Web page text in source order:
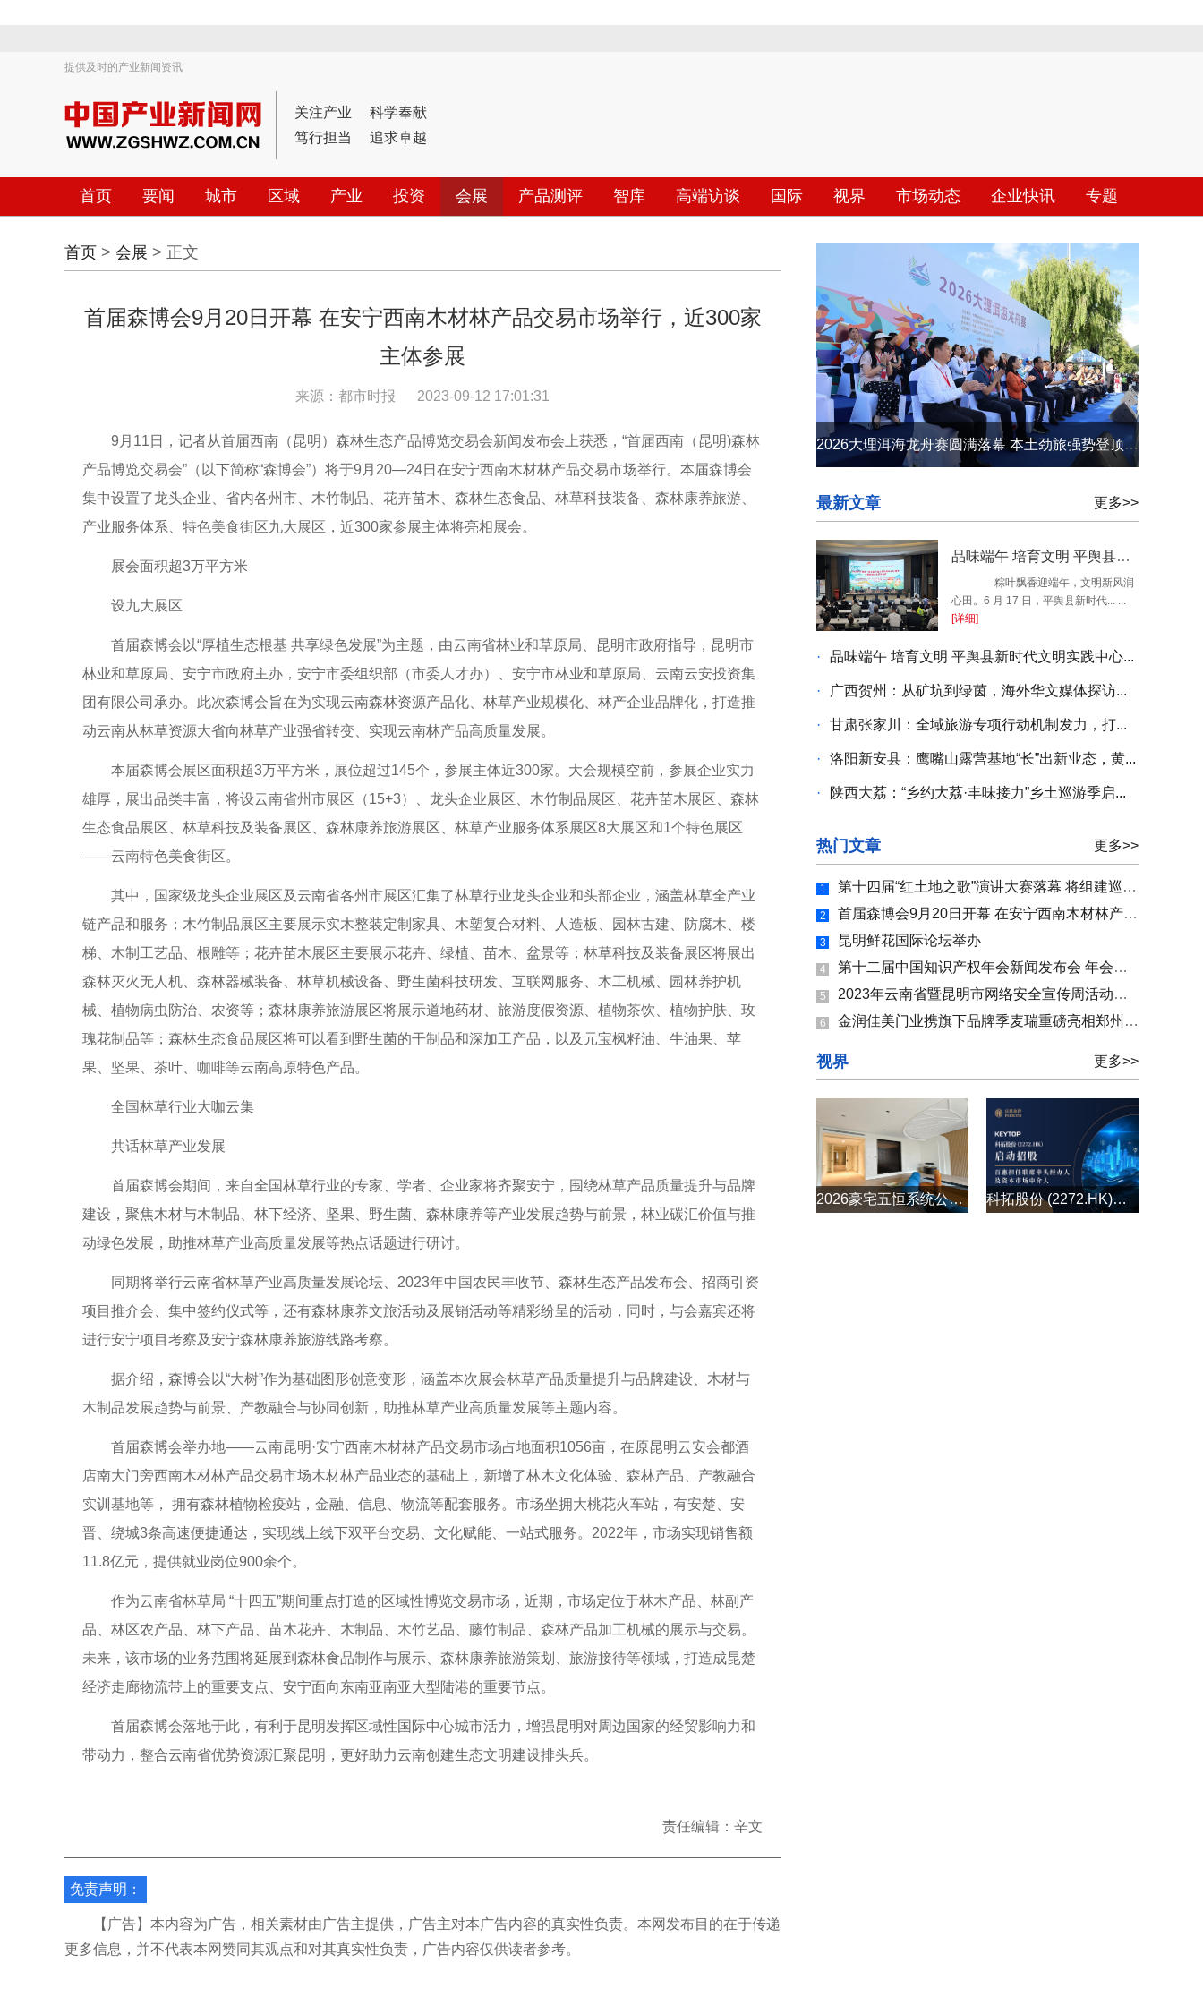
提供及时的产业新闻资讯
关注产业
科学奉献
笃行担当
追求卓越
首页 要闻 城市 区域 产业 投资 会展 产品测评 智库 高端访谈 国际 视界 市场动态 企业快讯 专题
首页 > 会展 > 正文
首届森博会9月20日开幕 在安宁西南木材林产品交易市场举行，近300家
主体参展
来源：都市时报 2023-09-12 17:01:31
9月11日，记者从首届西南（昆明）森林生态产品博览交易会新闻发布会上获悉，“首届西南（昆明)森林
产品博览交易会”（以下简称“森博会”）将于9月20—24日在安宁西南木材林产品交易市场举行。本届森博会
集中设置了龙头企业、省内各州市、木竹制品、花卉苗木、森林生态食品、林草科技装备、森林康养旅游、
产业服务体系、特色美食街区九大展区，近300家参展主体将亮相展会。
展会面积超3万平方米
设九大展区
首届森博会以“厚植生态根基 共享绿色发展”为主题，由云南省林业和草原局、昆明市政府指导，昆明市
林业和草原局、安宁市政府主办，安宁市委组织部（市委人才办）、安宁市林业和草原局、云南云安投资集
团有限公司承办。此次森博会旨在为实现云南森林资源产品化、林草产业规模化、林产企业品牌化，打造推
动云南从林草资源大省向林草产业强省转变、实现云南林产品高质量发展。
本届森博会展区面积超3万平方米，展位超过145个，参展主体近300家。大会规模空前，参展企业实力
雄厚，展出品类丰富，将设云南省州市展区（15+3）、龙头企业展区、木竹制品展区、花卉苗木展区、森林
生态食品展区、林草科技及装备展区、森林康养旅游展区、林草产业服务体系展区8大展区和1个特色展区
——云南特色美食街区。
其中，国家级龙头企业展区及云南省各州市展区汇集了林草行业龙头企业和头部企业，涵盖林草全产业
链产品和服务；木竹制品展区主要展示实木整装定制家具、木塑复合材料、人造板、园林古建、防腐木、楼
梯、木制工艺品、根雕等；花卉苗木展区主要展示花卉、绿植、苗木、盆景等；林草科技及装备展区将展出
森林灭火无人机、森林器械装备、林草机械设备、野生菌科技研发、互联网服务、木工机械、园林养护机
械、植物病虫防治、农资等；森林康养旅游展区将展示道地药材、旅游度假资源、植物茶饮、植物护肤、玫
瑰花制品等；森林生态食品展区将可以看到野生菌的干制品和深加工产品，以及元宝枫籽油、牛油果、苹
果、坚果、茶叶、咖啡等云南高原特色产品。
全国林草行业大咖云集
共话林草产业发展
首届森博会期间，来自全国林草行业的专家、学者、企业家将齐聚安宁，围绕林草产品质量提升与品牌
建设，聚焦木材与木制品、林下经济、坚果、野生菌、森林康养等产业发展趋势与前景，林业碳汇价值与推
动绿色发展，助推林草产业高质量发展等热点话题进行研讨。
同期将举行云南省林草产业高质量发展论坛、2023年中国农民丰收节、森林生态产品发布会、招商引资
项目推介会、集中签约仪式等，还有森林康养文旅活动及展销活动等精彩纷呈的活动，同时，与会嘉宾还将
进行安宁项目考察及安宁森林康养旅游线路考察。
据介绍，森博会以“大树”作为基础图形创意变形，涵盖本次展会林草产品质量提升与品牌建设、木材与
木制品发展趋势与前景、产教融合与协同创新，助推林草产业高质量发展等主题内容。
首届森博会举办地——云南昆明·安宁西南木材林产品交易市场占地面积1056亩，在原昆明云安会都酒
店南大门旁西南木材林产品交易市场木材林产品业态的基础上，新增了林木文化体验、森林产品、产教融合
实训基地等， 拥有森林植物检疫站，金融、信息、物流等配套服务。市场坐拥大桃花火车站，有安楚、安
晋、绕城3条高速便捷通达，实现线上线下双平台交易、文化赋能、一站式服务。2022年，市场实现销售额
11.8亿元，提供就业岗位900余个。
作为云南省林草局 “十四五”期间重点打造的区域性博览交易市场，近期，市场定位于林木产品、林副产
品、林区农产品、林下产品、苗木花卉、木制品、木竹艺品、藤竹制品、森林产品加工机械的展示与交易。
未来，该市场的业务范围将延展到森林食品制作与展示、森林康养旅游策划、旅游接待等领域，打造成昆楚
经济走廊物流带上的重要支点、安宁面向东南亚南亚大型陆港的重要节点。
首届森博会落地于此，有利于昆明发挥区域性国际中心城市活力，增强昆明对周边国家的经贸影响力和
带动力，整合云南省优势资源汇聚昆明，更好助力云南创建生态文明建设排头兵。
责任编辑：辛文
免责声明：
【广告】本内容为广告，相关素材由广告主提供，广告主对本广告内容的真实性负责。本网发布目的在于传递
更多信息，并不代表本网赞同其观点和对其真实性负责，广告内容仅供读者参考。
2026大理洱海龙舟赛圆满落幕 本土劲旅强势登顶 苍洱之间续写荣光
更多>>
最新文章
品味端午 培育文明 平舆县新时代文明实践中心开展端午民俗系列活动
粽叶飘香迎端午，文明新风润
心田。6 月 17 日，平舆县新时代... ...
[详细]
· 品味端午 培育文明 平舆县新时代文明实践中心...
· 广西贺州：从矿坑到绿茵，海外华文媒体探访...
· 甘肃张家川：全域旅游专项行动机制发力，打...
· 洛阳新安县：鹰嘴山露营基地“长”出新业态，黄...
· 陕西大荔：“乡约大荔·丰味接力”乡土巡游季启...
更多>>
热门文章
1 第十四届“红土地之歌”演讲大赛落幕 将组建巡讲团到机关、企业、学校巡讲
2 首届森博会9月20日开幕 在安宁西南木材林产品交易市场举行，近300家主体参展
3 昆明鲜花国际论坛举办
4 第十二届中国知识产权年会新闻发布会 年会亮点提前“揭秘”!
5 2023年云南省暨昆明市网络安全宣传周活动启动 多种活动提升群众网络安全防护技能
6 金润佳美门业携旗下品牌季麦瑞重磅亮相郑州建博会！
更多>>
视界
2026豪宅五恒系统公司怎么选？别墅大平层全空气五恒系统原厂直供 科拓股份 (2272.HK)启动招股 百惠担任联席牵头经办人及资本市场中介人